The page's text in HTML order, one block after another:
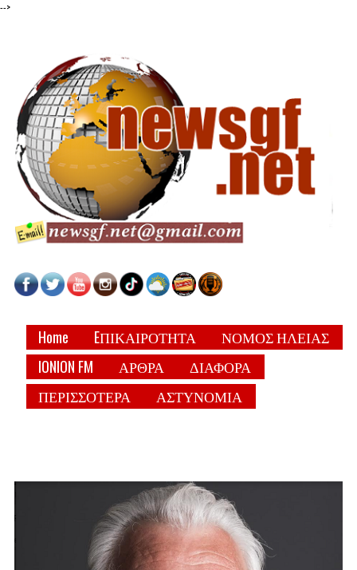
-->
Home EΠΙΚΑΙΡΟΤΗΤΑ
ΝΟΜΟΣ ΗΛΕΙΑΣ
IONION FM
ΑΡΘΡΑ
ΔΙΑΦΟΡΑ
ΠΕΡΙΣΣΟΤΕΡΑ
ΑΣΤΥΝΟΜΙΑ